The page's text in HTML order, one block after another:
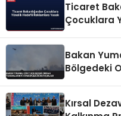
Ticaret
Çocuklara
Bakan
Bölgedeki
Kırsal